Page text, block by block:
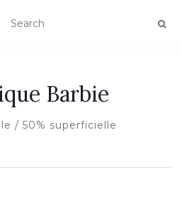
NAVIGATION
Barbie
/ 50% superficielle